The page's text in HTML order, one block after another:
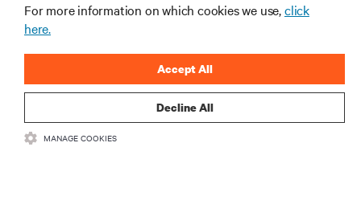
CORPORATIVO
CONECTE-SE CONOSCO
For more information on which cookies we use,click
here.
Decline All
Accept All
MANAGE COOKIES